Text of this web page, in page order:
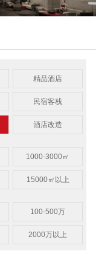
精品酒店
民宿客栈
酒店改造
1000-3000㎡
15000㎡以上
100-500万
2000万以上